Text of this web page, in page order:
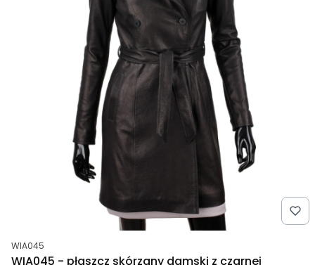
Kod produktu
WIA045
WIA045 - płaszcz skórzany damski z czarnej